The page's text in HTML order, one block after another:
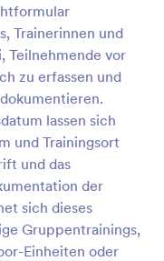
Trainerinnen und
Teilnehmende vor
zu erfassen und
lassen sich
und Trainingsort
und das
der
sich dieses
Gruppentrainings,
Einheiten oder